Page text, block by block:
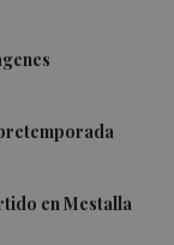
en Mestalla